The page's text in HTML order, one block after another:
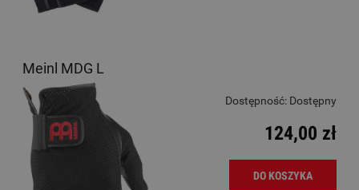
Meinl MDG L
Dostępność: Dostępny
124,00 zł
DO KOSZYKA